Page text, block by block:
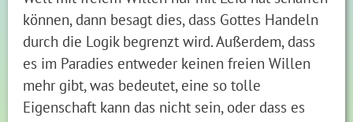
können, dann besagt dies, dass Gottes Handeln
durch die Logik begrenzt wird. Außerdem, dass
es im Paradies entweder keinen freien Willen
mehr gibt, was bedeutet, eine so tolle
Eigenschaft kann das nicht sein, oder dass es